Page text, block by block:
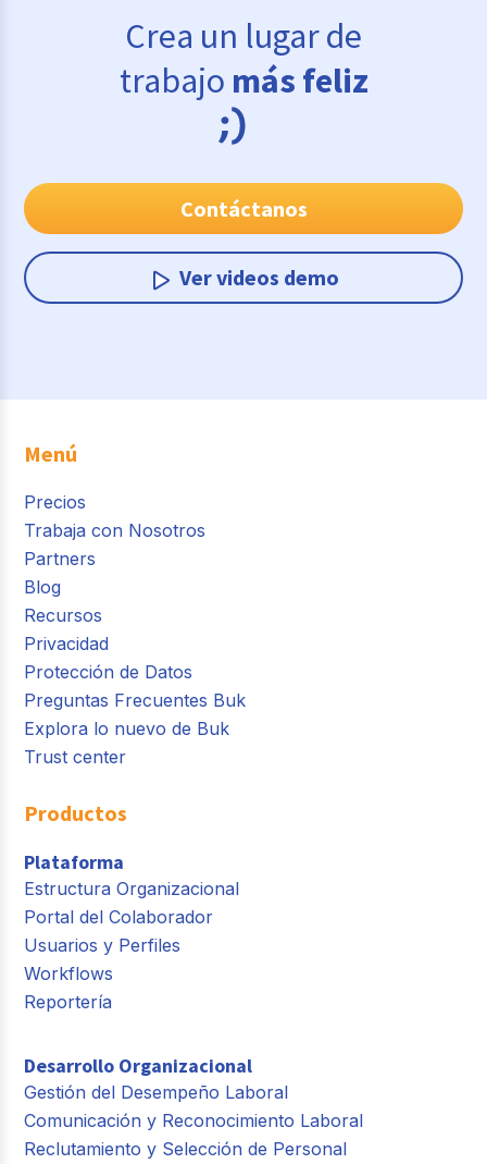
Crea un lugar de
trabajo más feliz
Contáctanos
Ver videos demo
Menú
Precios
Trabaja con Nosotros
Partners
Blog
Recursos
Privacidad
Protección de Datos
Preguntas Frecuentes Buk
Explora lo nuevo de Buk
Trust center
Productos
Plataforma
Estructura Organizacional
Portal del Colaborador
Usuarios y Perfiles
Workflows
Reportería
Desarrollo Organizacional
Gestión del Desempeño Laboral
Comunicación y Reconocimiento Laboral
Reclutamiento y Selección de Personal